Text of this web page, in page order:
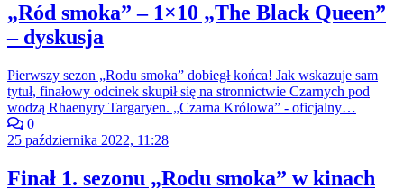
„Ród smoka” – 1×10 „The Black Queen”
– dyskusja
Pierwszy sezon „Rodu smoka” dobiegł końca! Jak wskazuje sam
tytuł, finałowy odcinek skupił się na stronnictwie Czarnych pod
wodzą Rhaenyry Targaryen. „Czarna Królowa” - oficjalny…
0
25 października 2022, 11:28
Finał 1. sezonu „Rodu smoka” w kinach